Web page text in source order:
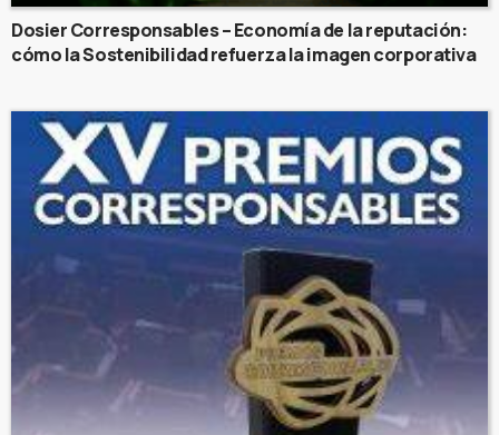
Dosier Corresponsables – Economía de la reputación:
cómo la Sostenibilidad refuerza la imagen corporativa